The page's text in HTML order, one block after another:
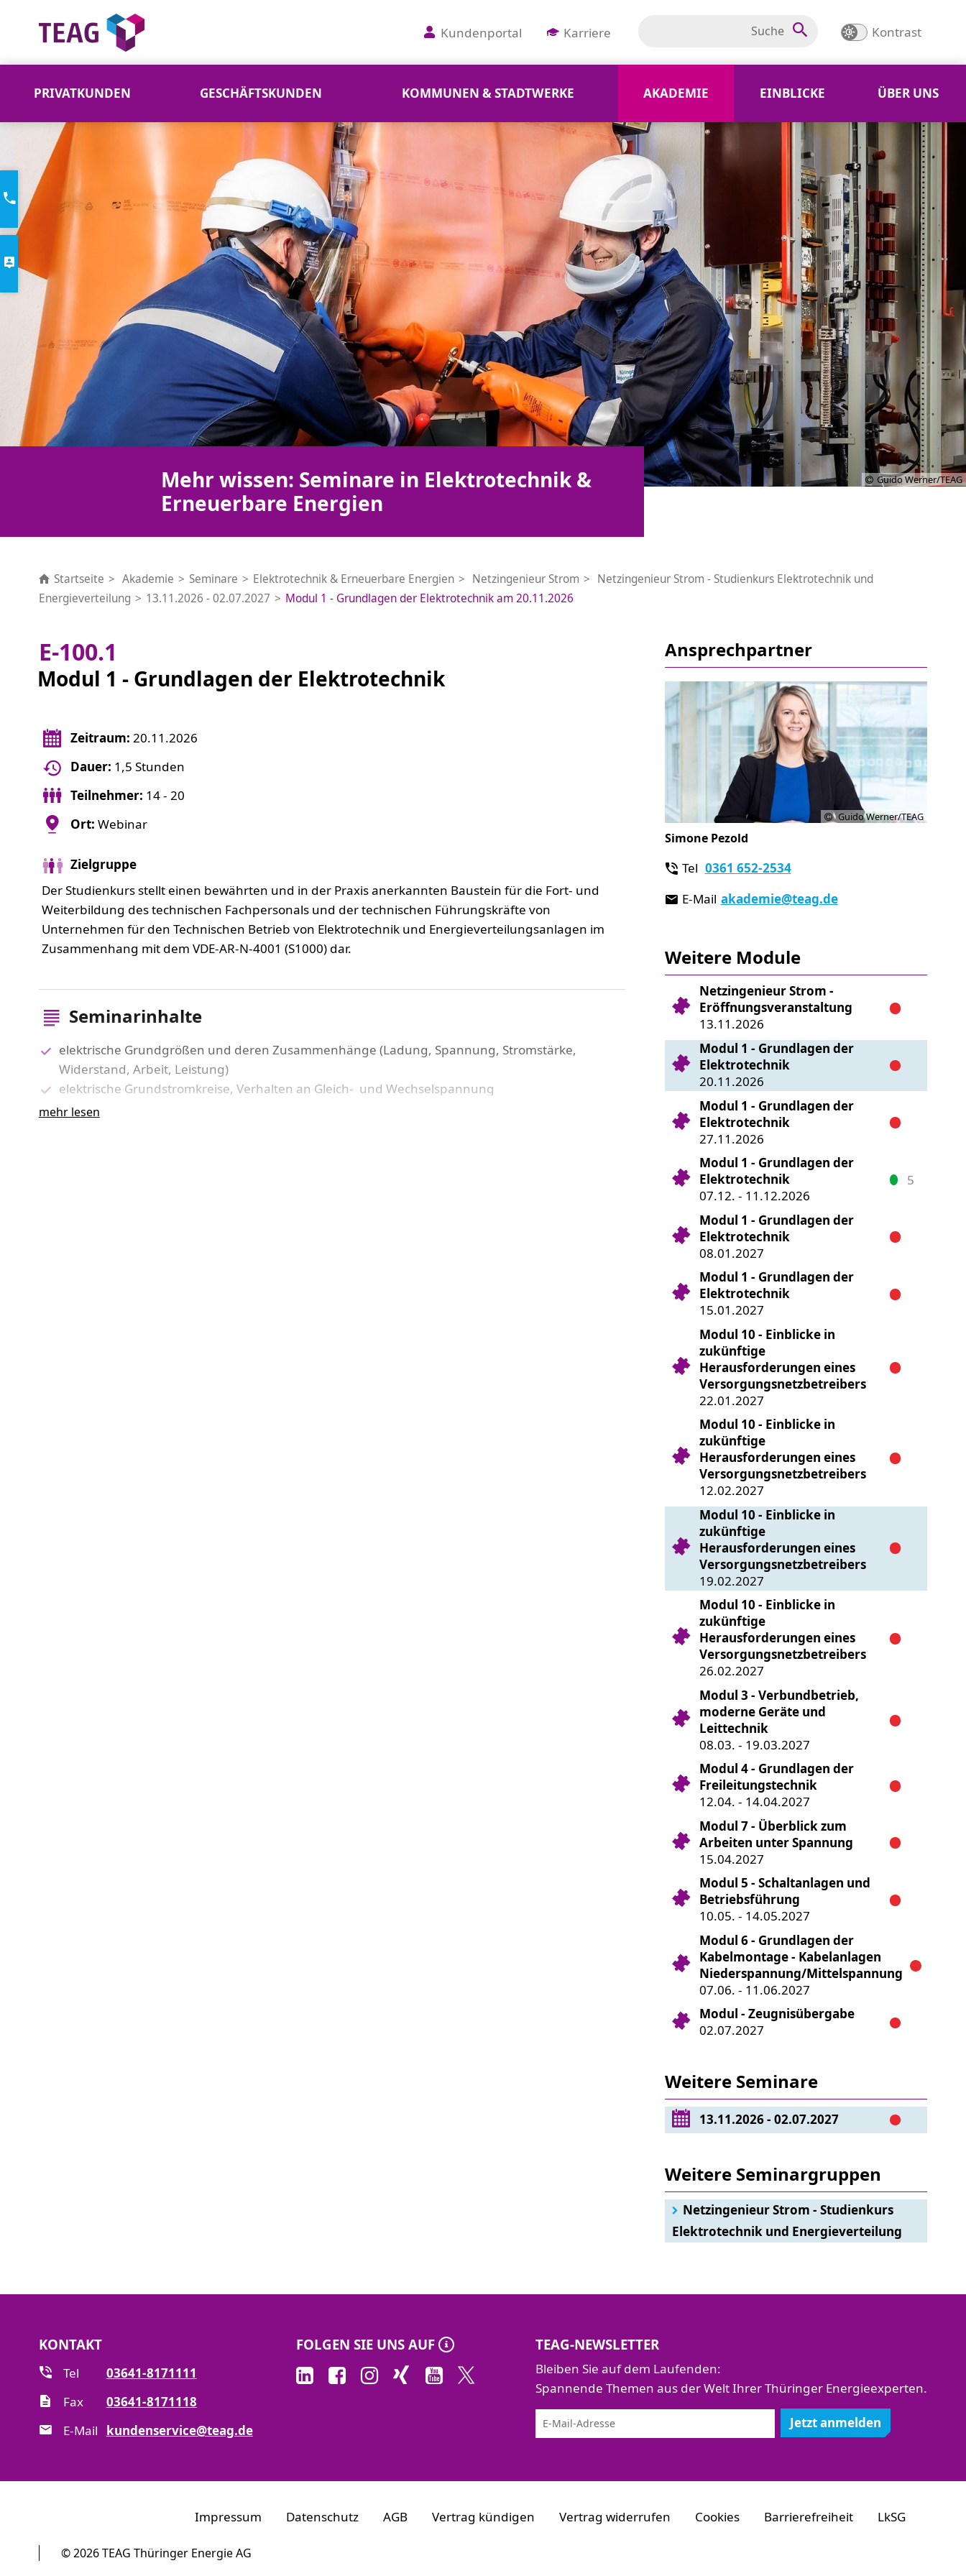
Kundenportal Karriere Kontrast
PRIVATKUNDEN GESCHÄFTSKUNDEN KOMMUNEN & STADTWERKE AKADEMIE EINBLICKE ÜBER UNS
Guido Werner/TEAG
Mehr wissen: Seminare in Elektrotechnik &
Erneuerbare Energien
Startseite Akademie Seminare Elektrotechnik & Erneuerbare Energien Netzingenieur Strom
Netzingenieur Strom - Studienkurs Elektrotechnik und
Energieverteilung
13.11.2026 - 02.07.2027 Modul 1 - Grundlagen der Elektrotechnik am 20.11.2026
E-100.1
Modul 1 - Grundlagen der Elektrotechnik
Zeitraum: 20.11.2026
Dauer: 1,5 Stunden
Teilnehmer: 14 - 20
Ort: Webinar
Zielgruppe
Der Studienkurs stellt einen bewährten und in der Praxis anerkannten Baustein für die Fort- und
Weiterbildung des technischen Fachpersonals und der technischen Führungskräfte von
Unternehmen für den Technischen Betrieb von Elektrotechnik und Energieverteilungsanlagen im
Zusammenhang mit dem VDE-AR-N-4001 (S1000) dar.
Seminarinhalte
elektrische Grundgrößen und deren Zusammenhänge (Ladung, Spannung, Stromstärke,
Widerstand, Arbeit, Leistung)
elektrische Grundstromkreise, Verhalten an Gleich- und Wechselspannung
Verhalten von idealen und realen Bauelementen Zusammenhänge graphischer
mehr lesen
Ansprechpartner
Guido Werner/TEAG
Simone Pezold
Tel 0361 652-2534
E-Mail akademie@teag.de
Weitere Module
Netzingenieur Strom -
Eröffnungsveranstaltung
13.11.2026
Modul 1 - Grundlagen der
Elektrotechnik
20.11.2026
Modul 1 - Grundlagen der
Elektrotechnik
27.11.2026
Modul 1 - Grundlagen der
Elektrotechnik
07.12. - 11.12.2026
5
Modul 1 - Grundlagen der
Elektrotechnik
08.01.2027
Modul 1 - Grundlagen der
Elektrotechnik
15.01.2027
Modul 10 - Einblicke in
zukünftige
Herausforderungen eines
Versorgungsnetzbetreibers
22.01.2027
Modul 10 - Einblicke in
zukünftige
Herausforderungen eines
Versorgungsnetzbetreibers
12.02.2027
Modul 10 - Einblicke in
zukünftige
Herausforderungen eines
Versorgungsnetzbetreibers
19.02.2027
Modul 10 - Einblicke in
zukünftige
Herausforderungen eines
Versorgungsnetzbetreibers
26.02.2027
Modul 3 - Verbundbetrieb,
moderne Geräte und
Leittechnik
08.03. - 19.03.2027
Modul 4 - Grundlagen der
Freileitungstechnik
12.04. - 14.04.2027
Modul 7 - Überblick zum
Arbeiten unter Spannung
15.04.2027
Modul 5 - Schaltanlagen und
Betriebsführung
10.05. - 14.05.2027
Modul 6 - Grundlagen der
Kabelmontage - Kabelanlagen
Niederspannung/Mittelspannung
07.06. - 11.06.2027
Modul - Zeugnisübergabe
02.07.2027
Weitere Seminare
13.11.2026 - 02.07.2027
Weitere Seminargruppen
Netzingenieur Strom - Studienkurs
Elektrotechnik und Energieverteilung
KONTAKT
Tel
03641-8171111
Fax
03641-8171118
E-Mail
kundenservice@teag.de
FOLGEN SIE UNS AUF TEAG-NEWSLETTER
Bleiben Sie auf dem Laufenden:
Spannende Themen aus der Welt Ihrer Thüringer Energieexperten.
Jetzt anmelden
Impressum Datenschutz AGB Vertrag kündigen Vertrag widerrufen Cookies Barrierefreiheit LkSG
© 2026 TEAG Thüringer Energie AG